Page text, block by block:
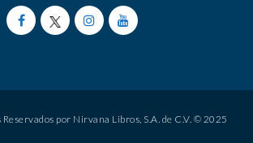
por Nirvana Libros, S.A. de C.V. © 2025